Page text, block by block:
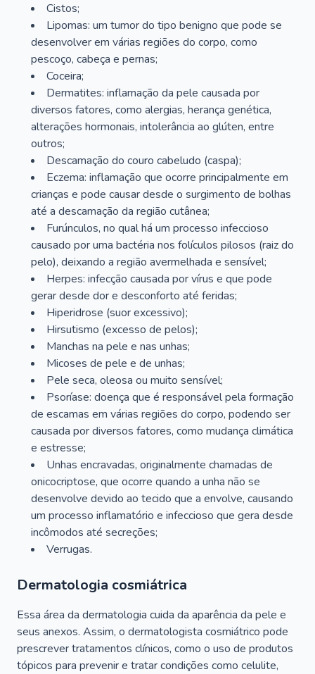
Cistos;
Lipomas: um tumor do tipo benigno que pode se
desenvolver em várias regiões do corpo, como
pescoço, cabeça e pernas;
Coceira;
Dermatites: inflamação da pele causada por
diversos fatores, como alergias, herança genética,
alterações hormonais, intolerância ao glúten, entre
outros;
Descamação do couro cabeludo (caspa);
Eczema: inflamação que ocorre principalmente em
crianças e pode causar desde o surgimento de bolhas
até a descamação da região cutânea;
Furúnculos, no qual há um processo infeccioso
causado por uma bactéria nos folículos pilosos (raiz do
pelo), deixando a região avermelhada e sensível;
Herpes: infecção causada por vírus e que pode
gerar desde dor e desconforto até feridas;
Hiperidrose (suor excessivo);
Hirsutismo (excesso de pelos);
Manchas na pele e nas unhas;
Micoses de pele e de unhas;
Pele seca, oleosa ou muito sensível;
Psoríase: doença que é responsável pela formação
de escamas em várias regiões do corpo, podendo ser
causada por diversos fatores, como mudança climática
e estresse;
Unhas encravadas, originalmente chamadas de
onicocriptose, que ocorre quando a unha não se
desenvolve devido ao tecido que a envolve, causando
um processo inflamatório e infeccioso que gera desde
incômodos até secreções;
Verrugas.
Dermatologia cosmiátrica
Essa área da dermatologia cuida da aparência da pele e
seus anexos. Assim, o dermatologista cosmiátrico pode
prescrever tratamentos clínicos, como o uso de produtos
tópicos para prevenir e tratar condições como celulite,